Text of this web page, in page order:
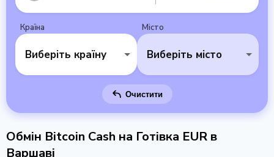
Країна
Виберіть країну
Місто
Виберіть місто
Очистити
Обмін Bitcoin Cash на Готівка EUR в
Варшаві